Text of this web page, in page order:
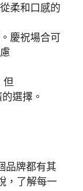
柔和口感的
慶祝場合可
但
選擇。
品牌都有其
，了解每一